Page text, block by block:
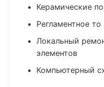
Керамические
Регламентное
Локальный
элементов
Компьютерный